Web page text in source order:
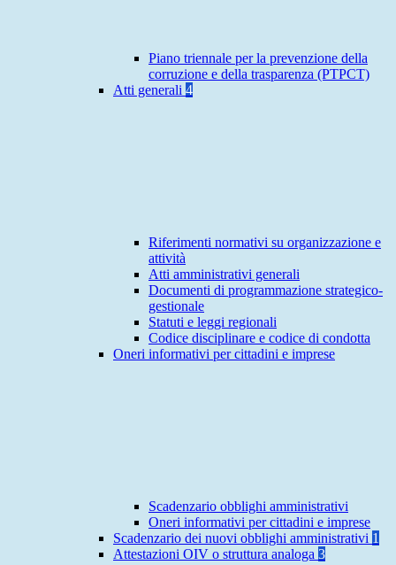
Piano triennale per la prevenzione della
corruzione e della trasparenza (PTPCT)
Atti generali 4
Riferimenti normativi su organizzazione e
attività
Atti amministrativi generali
Documenti di programmazione strategico-
gestionale
Statuti e leggi regionali
Codice disciplinare e codice di condotta
Oneri informativi per cittadini e imprese
Scadenzario obblighi amministrativi
Oneri informativi per cittadini e imprese
Scadenzario dei nuovi obblighi amministrativi 1
Attestazioni OIV o struttura analoga 3